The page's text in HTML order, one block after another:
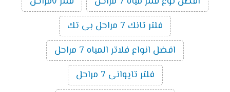
فلتر تانك 7 مراحل بى تك
افضل انواع فلاتر المياه 7 مراحل
فلتر تايوانى 7 مراحل